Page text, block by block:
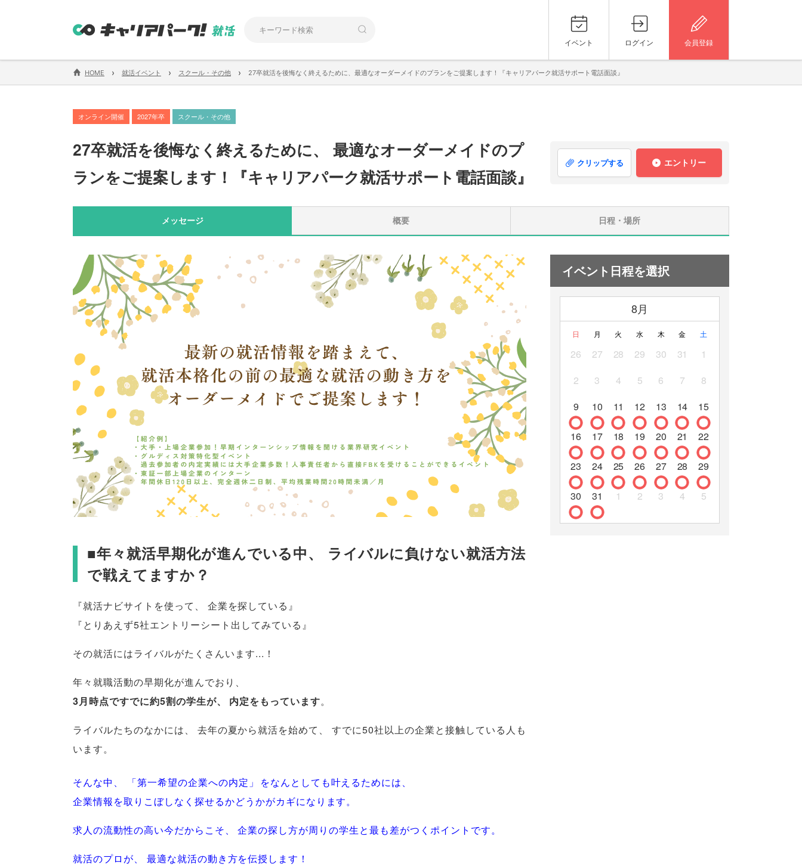
イベント ログイン 会員登録
HOME › 就活イベント › スクール・その他 › 27卒就活を後悔なく終えるために、最適なオーダーメイドのプランをご提案します！『キャリアパーク就活サポート電話面談』
オンライン開催 2027年卒 スクール・その他
27卒就活を後悔なく終えるために、
最適なオーダーメイドのプ
ランをご提案します！『キャリアパーク就活サポート電話面談』
クリップする エントリー
メッセージ 概要 日程・場所
■年々就活早期化が進んでいる中、
ライバルに負けない就活方法
で戦えてますか？
『就活ナビサイトを使って 、
企業を探している』
『とりあえず5社エントリーシート出してみている』
その就活にはライバルがたくさんいます...！
年々就職活動の早期化が進んでおり 、
3月時点ですでに約5割の学生が、 内定をもっています。
ライバルたちのなかには、 去年の夏から就活を始めて 、
すでに50社以上の企業と接触している人も
います。
そんな中 、 「第一希望の企業への内定 」 をなんとしても叶えるためには、
企業情報を取りこぼしなく探せるかどうかがカギになります。
求人の流動性の高い今だからこそ、 企業の探し方が周りの学生と最も差がつくポイントです。
就活のプロが、 最適な就活の動き方を伝授します！
イベント日程を選択
8月
日 月 火 水 木 金 土
26 27 28 29 30 31
1
2
3 4 5 6 7
8
9
10 11 12 13 14 15
16 17 18 19 20 21 22
23 24 25 26 27 28 29
30 31 1 2 3 4 5